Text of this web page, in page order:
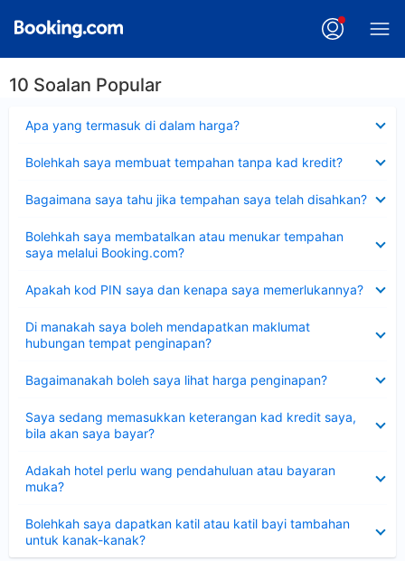
10 Soalan Popular
Apa yang termasuk di dalam harga?
Bolehkah saya membuat tempahan tanpa kad kredit?
Bagaimana saya tahu jika tempahan saya telah disahkan?
Bolehkah saya membatalkan atau menukar tempahan
saya melalui Booking.com?
Apakah kod PIN saya dan kenapa saya memerlukannya?
Di manakah saya boleh mendapatkan maklumat
hubungan tempat penginapan?
Bagaimanakah boleh saya lihat harga penginapan?
Saya sedang memasukkan keterangan kad kredit saya,
bila akan saya bayar?
Adakah hotel perlu wang pendahuluan atau bayaran
muka?
Bolehkah saya dapatkan katil atau katil bayi tambahan
untuk kanak-kanak?